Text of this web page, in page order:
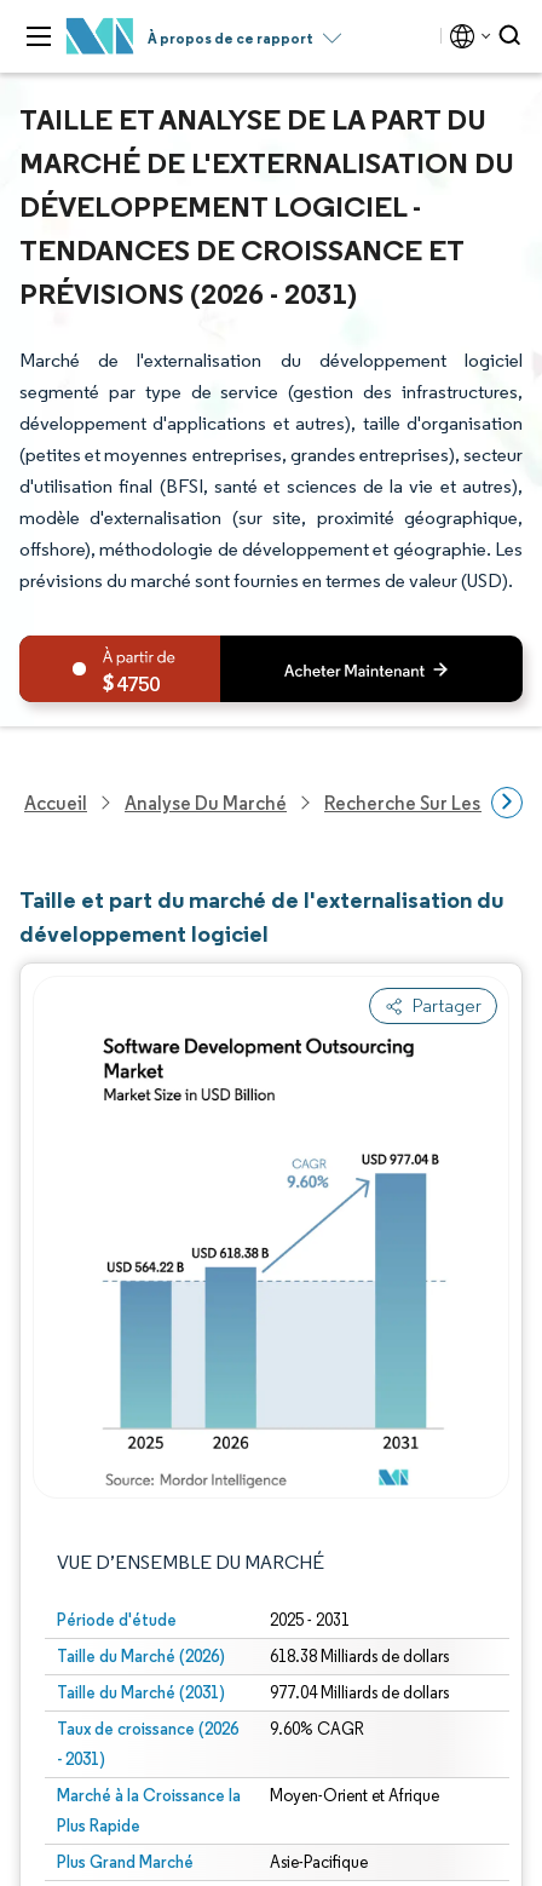
À propos de ce rapport
TAILLE ET ANALYSE DE LA PART DU
MARCHÉ DE L'EXTERNALISATION DU
DÉVELOPPEMENT LOGICIEL -
TENDANCES DE CROISSANCE ET
PRÉVISIONS (2026 - 2031)
Marché de l'externalisation du développement logiciel
segmenté par type de service (gestion des infrastructures,
développement d'applications et autres), taille d'organisation
(petites et moyennes entreprises, grandes entreprises), secteur
d'utilisation final (BFSI, santé et sciences de la vie et autres),
modèle d'externalisation (sur site, proximité géographique,
offshore), méthodologie de développement et géographie. Les
prévisions du marché sont fournies en termes de valeur (USD).
4750
Accueil Analyse Du Marché Recherche Sur Les
Taille et part du marché de l'externalisation du
développement logiciel
Partager
VUE D’ENSEMBLE DU MARCHÉ
Période d'étude 2025 - 2031
Taille du Marché (2026) 618.38 Milliards de dollars
Taille du Marché (2031) 977.04 Milliards de dollars
Taux de croissance (2026
- 2031)
9.60% CAGR
Marché à la Croissance la
Plus Rapide
Moyen-Orient et Afrique
Plus Grand Marché Asie-Pacifique
Image © Mordor Intelligence. La